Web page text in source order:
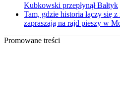
Kubkowski przepłynął Bałtyk
Tam, gdzie historia łączy się
zapraszają na rajd pieszy w
Promowane treści